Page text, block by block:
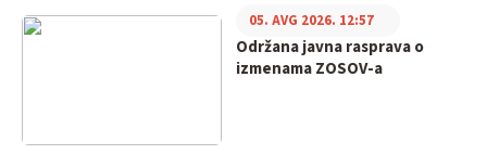
Održana javna rasprava o
izmenama ZOSOV-a
05. AVG 2026. 12:57